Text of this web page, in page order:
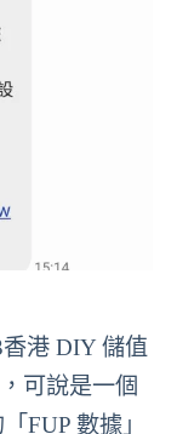
港 DIY 儲值
可說是一個
FUP 數據」